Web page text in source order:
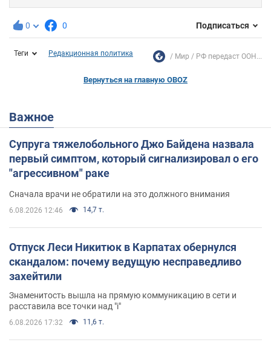
0 0 Подписаться
Теги Редакционная политика Мир РФ передаст ООН...
Вернуться на главную OBOZ
Важное
Супруга тяжелобольного Джо Байдена назвала
первый симптом, который сигнализировал о его
"агрессивном" раке
Сначала врачи не обратили на это должного внимания
6.08.2026 12:46 14,7 т.
Отпуск Леси Никитюк в Карпатах обернулся
скандалом: почему ведущую несправедливо
захейтили
Знаменитость вышла на прямую коммуникацию в сети и
расставила все точки над "i"
6.08.2026 17:32 11,6 т.